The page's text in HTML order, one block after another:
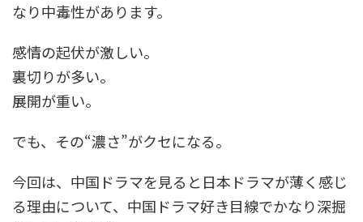
なり中毒性があります。
感情の起伏が激しい。
裏切りが多い。
展開が重い。
でも、その“濃さ”がクセになる。
今回は、中国ドラマを見ると日本ドラマが薄く感じ
る理由について、中国ドラマ好き目線でかなり深掘